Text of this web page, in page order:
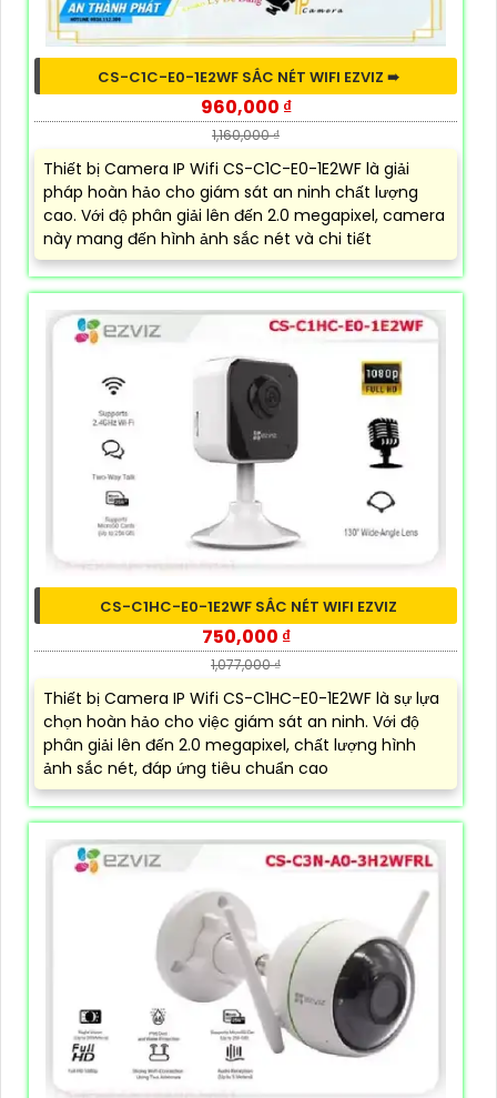
CS-C1C-E0-1E2WF SẮC NÉT WIFI EZVIZ ➠
960,000 ₫
1,160,000 ₫
Thiết bị Camera IP Wifi CS-C1C-E0-1E2WF là giải
pháp hoàn hảo cho giám sát an ninh chất lượng
cao. Với độ phân giải lên đến 2.0 megapixel, camera
này mang đến hình ảnh sắc nét và chi tiết
CS-C1HC-E0-1E2WF SẮC NÉT WIFI EZVIZ
750,000 ₫
1,077,000 ₫
Thiết bị Camera IP Wifi CS-C1HC-E0-1E2WF là sự lựa
chọn hoàn hảo cho việc giám sát an ninh. Với độ
phân giải lên đến 2.0 megapixel, chất lượng hình
ảnh sắc nét, đáp ứng tiêu chuẩn cao